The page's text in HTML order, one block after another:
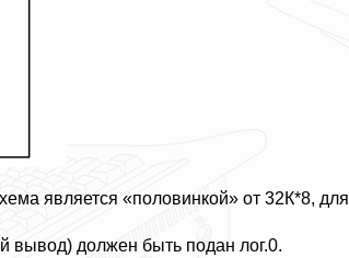
является «половинкой» от 32К*8,
вывод) должен быть подан лог.0.